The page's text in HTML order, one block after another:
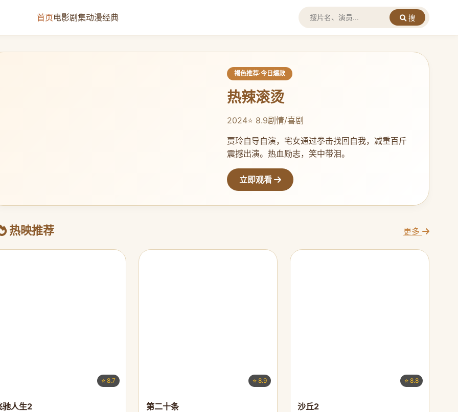
首页电影剧集动漫经典 搜
褐色推荐·今日爆款
热辣滚烫
2024⭐ 8.9剧情/喜剧
贾玲自导自演，宅女通过拳击找回自我，减重百斤
震撼出演。热血励志，笑中带泪。
立即观看
热映推荐 更多
⭐ 8.7
驰人生2
⭐ 8.9
第二十条
⭐ 8.8
沙丘2